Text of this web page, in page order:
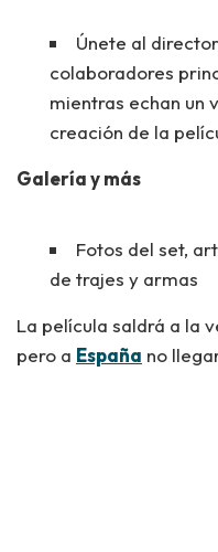
Únete al
colaboradores
mientras echan un
creación de la
Galería y más
Fotos del set,
de trajes y armas
La película saldrá a la
pero a España no